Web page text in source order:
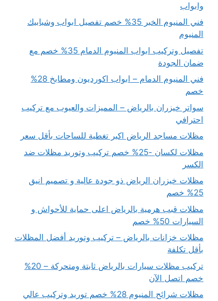
وابواب
فني المنيوم الخبر 35% خصم تفصيل ابواب وشبابيك
المنيوم
تفصيل وتركيب ابواب المنيوم الدمام 35% خصم مع
ضمان الجودة
فني المنيوم الدمام – ابواب اكورديون ومطابخ 28%
خصم
سواتر خيزران بالرياض – المميزات والعيوب مع تركيب
احترافي
مظلات مساجد الرياض اكبر تغطية للساحات بأقل سعر
مظلات لكسان -25% خصم تركيب وتوريد مظلات ضد
الكسر
مظلات خيزران الرياض ذو جودة عالية و تصميم انيق
25% خصم
مظلات قبب هرمية بالرياض اعلى حماية للأحواش و
السيارات 50% خصم
مظلات خزانات بالرياض – تركيب وتوريد أفضل المظلات
بأقل تكلفة
تركيب مظلات سيارات بالرياض ثابتة ومتحركة – 20%
خصم اتصل الآن
مظلات شرائح المنيوم 28% خصم توريد وتركيب عالي